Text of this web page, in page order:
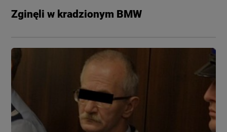
Zginęli w kradzionym BMW